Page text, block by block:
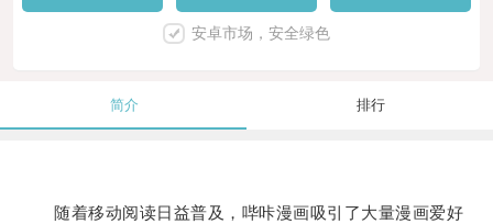
安卓市场，安全绿色
简介 排行
随着移动阅读日益普及，哔咔漫画吸引了大量漫画爱好